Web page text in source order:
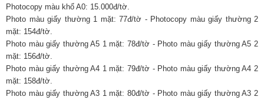
Photocopy màu khổ A0: 15.000đ/tờ.
Photo màu giấy thường 1 mặt: 77đ/tờ - Photocopy màu giấy thường 2
mặt: 154đ/tờ.
Photo màu giấy thường A5 1 mặt: 78đ/tờ - Photo màu giấy thường A5 2
mặt: 156đ/tờ.
Photo màu giấy thường A4 1 mặt: 79đ/tờ - Photo màu giấy thường A4 2
mặt: 158đ/tờ.
Photo màu giấy thường A3 1 mặt: 80đ/tờ - Photo màu giấy thường A3 2